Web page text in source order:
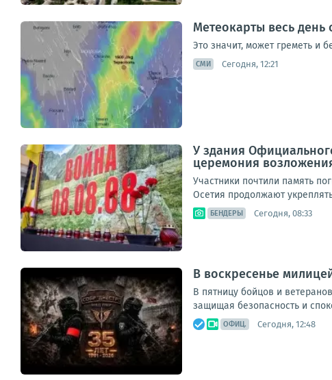
Метеокарты весь день
Это значит, может греметь и
СМИ Сегодня, 12:21
У здания
церемония
Участники почтили память
Осетия продолжают
БЕНДЕРЫ Сегодня, 08:33
В воскресенье
В пятницу бойцов и
защищая безопасность и
ОФИЦ. Сегодня, 12:48